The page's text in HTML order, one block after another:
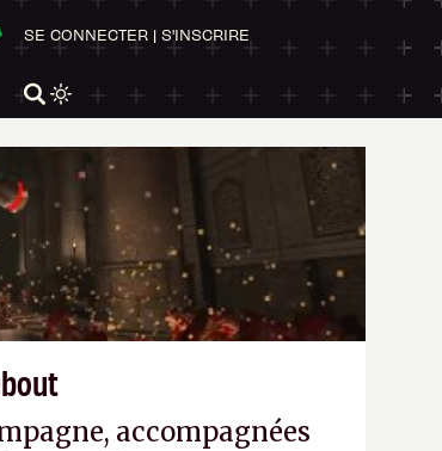
SE CONNECTER | S'INSCRIRE
accompagnées